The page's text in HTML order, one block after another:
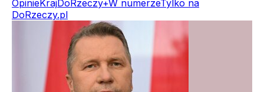
OpinieKrajDoRzeczy+W numerzeTylko na
DoRzeczy.pl